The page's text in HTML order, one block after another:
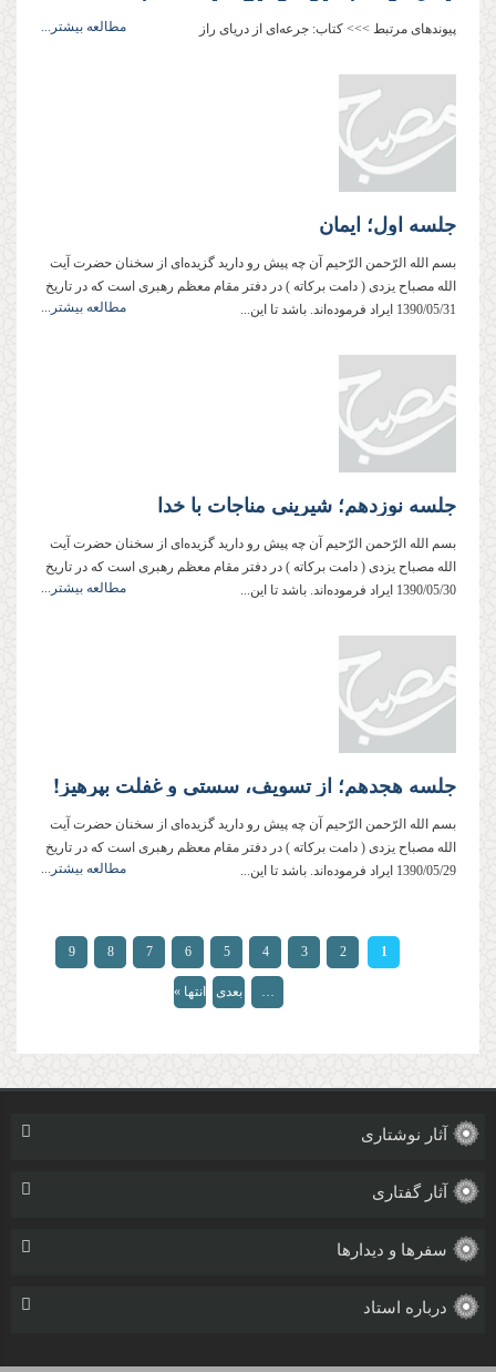
پیوندهای مرتبط >>> کتاب: جرعه‌ای از دریای راز مطالعه بیشتر...
جلسه اول؛ ایمان
بسم‌ الله‌ الرّحمن‌ الرّحیم آن چه پیش‌ رو دارید گزیده‌ای از سخنان حضرت آیت
‌الله مصباح ‌یزدی ( دامت ‌بركاته ) در دفتر مقام معظم رهبری است كه در تاریخ
1390/05/31 ایراد فرموده‌اند. باشد تا این...
مطالعه بیشتر...
جلسه نوزدهم؛ شیرینی مناجات با خدا
بسم‌ الله‌ الرّحمن‌ الرّحیم آن چه پیش ‌رو دارید گزیده‌ای از سخنان حضرت آیت
‌الله مصباح ‌یزدی ( دامت ‌بركاته ) در دفتر مقام معظم رهبری است كه در تاریخ
1390/05/30 ایراد فرموده‌اند. باشد تا این...
مطالعه بیشتر...
جلسه هجدهم؛ از تسویف، سستی و غفلت بپرهیز!
بسم‌ الله‌ الرّحمن‌ الرّحیم آن چه پیش‌ رو دارید گزیده‌ای از سخنان حضرت آیت
‌الله مصباح ‌یزدی ( دامت ‌بركاته ) در دفتر مقام معظم رهبری است كه در تاریخ
1390/05/29 ایراد فرموده‌اند. باشد تا این...
مطالعه بیشتر...
صفحه‌ها
1
2
3
4
5
6
7
8
9
… بعدی انتها »
آثار نوشتاری
آثار گفتاری
سفرها و دیدارها
درباره استاد